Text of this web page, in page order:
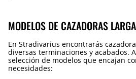
MODELOS DE CAZADORAS
En Stradivarius encontrarás
diversas terminaciones y acabados.
selección de modelos que encajan
necesidades: